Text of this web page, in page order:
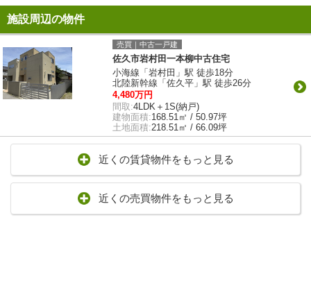
施設周辺の物件
売買｜中古一戸建
佐久市岩村田一本柳中古住宅
小海線「岩村田」駅 徒歩18分
北陸新幹線「佐久平」駅 徒歩26分
4,480万円
間取:4LDK＋1S(納戸)
建物面積:168.51㎡ / 50.97坪
土地面積:218.51㎡ / 66.09坪
近くの賃貸物件をもっと見る
近くの売買物件をもっと見る